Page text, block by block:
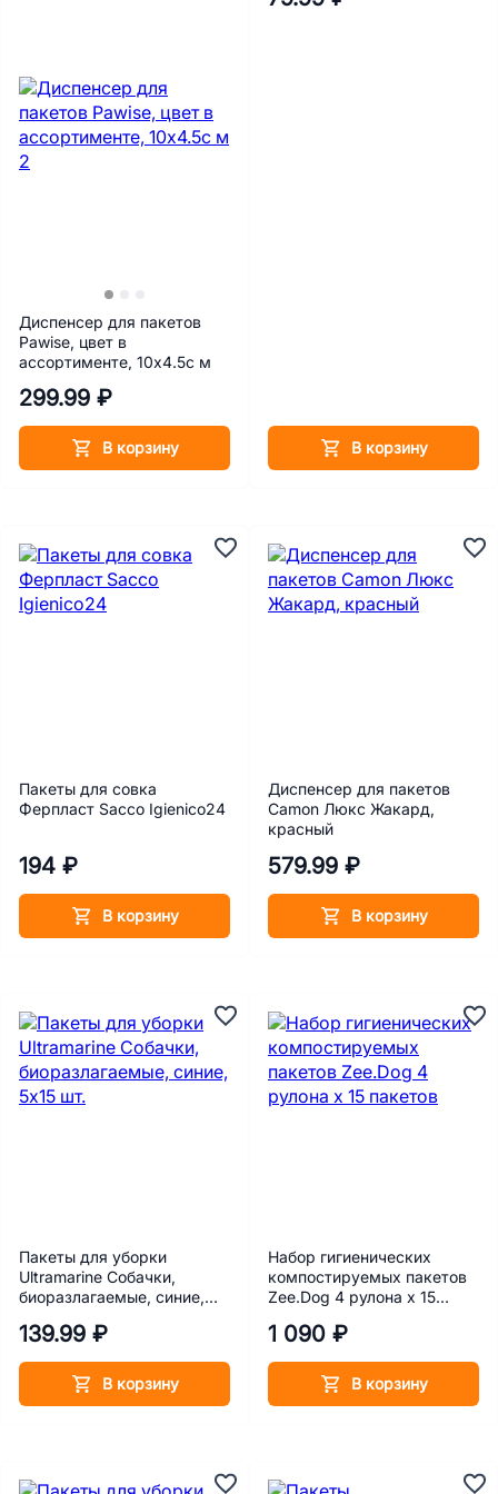
Диспенсер для пакетов
Pawise, цвет в
ассортименте, 10х4.5с м
299.99 ₽
В корзину В корзину
Пакеты для совка
Ферпласт Sacco Igienico24
194 ₽
В корзину
Диспенсер для пакетов
Camon Люкс Жакард,
красный
579.99 ₽
В корзину
Пакеты для уборки
Ultramarine Собачки,
биоразлагаемые, синие,
139.99 ₽
В корзину
Набор гигиенических
компостируемых пакетов
Zee.Dog 4 рулона х 15
1 090 ₽
В корзину